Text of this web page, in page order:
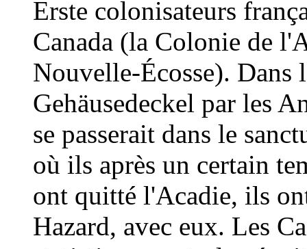
Erste colonisateurs
Canada (la Colonie de
Nouvelle-Écosse). Dans
Gehäusedeckel par les
se passerait dans le
où ils après un certain
ont quitté l'Acadie, ils
Hazard, avec eux. Les